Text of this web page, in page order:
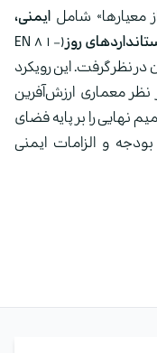
شامل ایمنی،
روز (EN 81-
6303) را همزمان در نظر گرفت. این رویکرد
معماری ارزش‌آفرین
نهایی را بر پایه فضای
و الزامات ایمنی